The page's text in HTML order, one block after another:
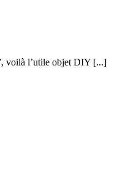
voilà l’utile objet DIY [...]